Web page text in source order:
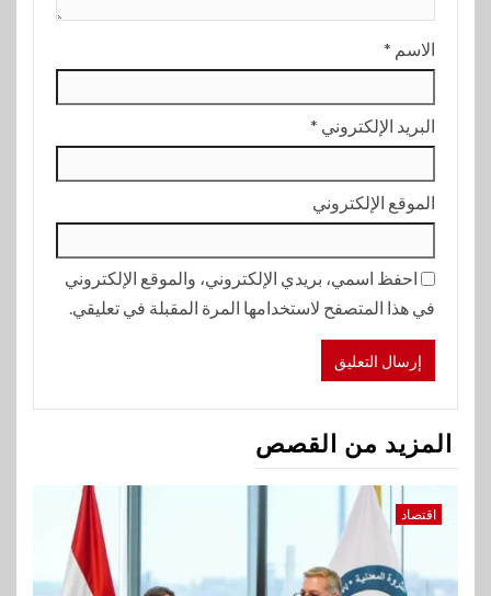
الاسم *
البريد الإلكتروني *
الموقع الإلكتروني
احفظ اسمي، بريدي الإلكتروني، والموقع الإلكتروني
في هذا المتصفح لاستخدامها المرة المقبلة في تعليقي.
المزيد من القصص
اقتصاد